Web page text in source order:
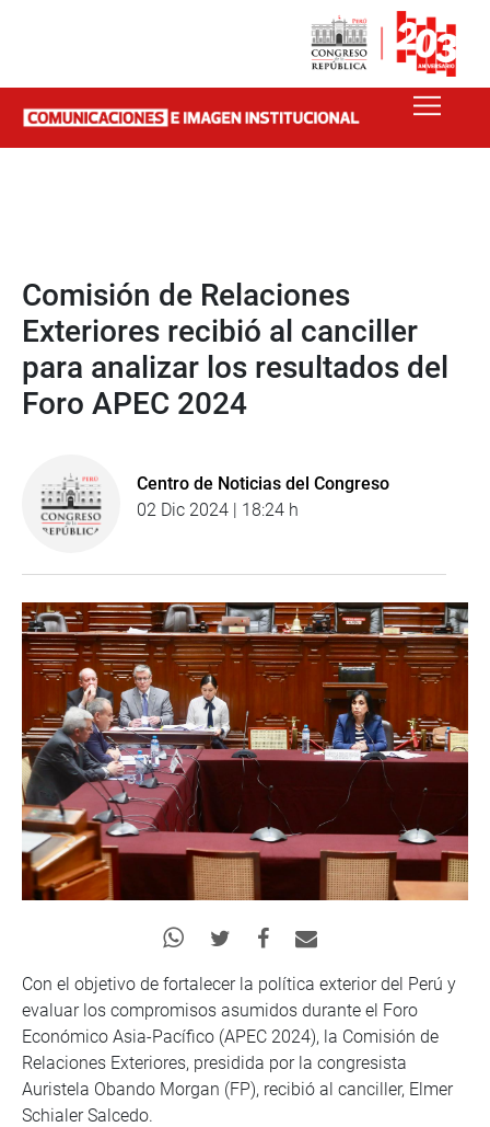
Comisión de Relaciones
Exteriores recibió al canciller
para analizar los resultados del
Foro APEC 2024
Centro de Noticias del Congreso
02 Dic 2024 | 18:24 h
Con el objetivo de fortalecer la política exterior del Perú y
evaluar los compromisos asumidos durante el Foro
Económico Asia-Pacífico (APEC 2024), la Comisión de
Relaciones Exteriores, presidida por la congresista
Auristela Obando Morgan (FP), recibió al canciller, Elmer
Schialer Salcedo.